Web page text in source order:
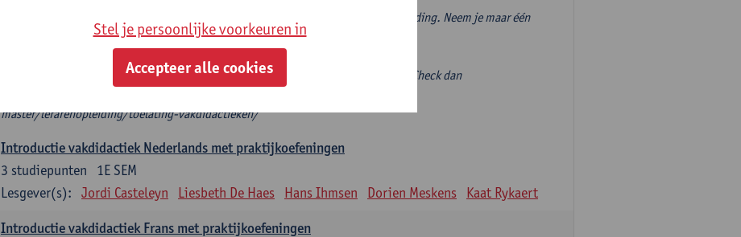
In het modeltraject kies je 2 introducties vakdidactiek die aansluiten bij je vooropleiding. Neem je maar één
introductie vakdidactiek, dan kies je twee verdiepende keuzevakken.
PAV mag je niet als enige vakdidactiek nemen.
Niet zeker welke (Introductie) vakdidactiek je op basis van je diploma mag volgen? Check dan
master/lerarenopleiding/toelating-vakdidactieken/
Introductie vakdidactiek Nederlands met praktijkoefeningen
1E SEM
3 studiepunten
Lesgever(s):
Jordi Casteleyn Liesbeth De Haes Hans Ihmsen Dorien Meskens Kaat Rykaert
Introductie vakdidactiek Frans met praktijkoefeningen
Stel je persoonlijke voorkeuren in
Accepteer alle cookies